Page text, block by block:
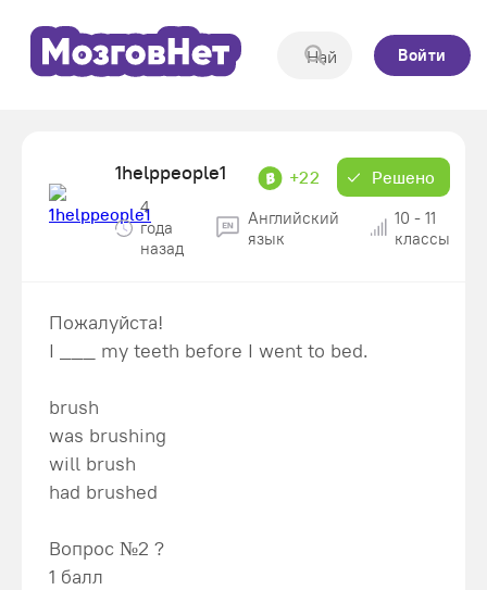
Войти
1helppeople1 +22 Решено
4
года
назад
Английский
язык
10 - 11
классы
Пожалуйста!
I ___ my teeth before I went to bed.
brush
was brushing
will brush
had brushed
Вопрос №2 ?
1 балл